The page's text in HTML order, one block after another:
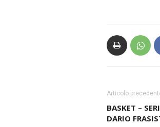
Articolo
BASKET –
DARIO